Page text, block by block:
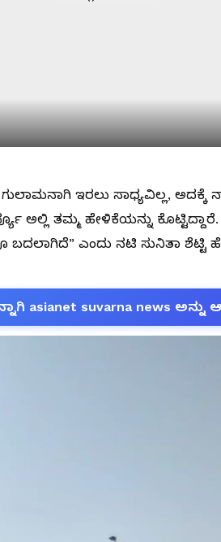
ಇರಲು ಸಾಧ್ಯವಿಲ್ಲ, ಅದಕ್ಕೆ
ಅಲ್ಲಿ ತಮ್ಮ ಹೇಳಿಕೆಯನ್ನು
ಬದಲಾಗಿದೆ” ಎಂದು ನಟಿ ಸುನಿತಾ ಶೆಟ್ಟಿ
asianet suvarna news